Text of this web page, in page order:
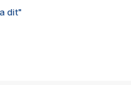
dit"